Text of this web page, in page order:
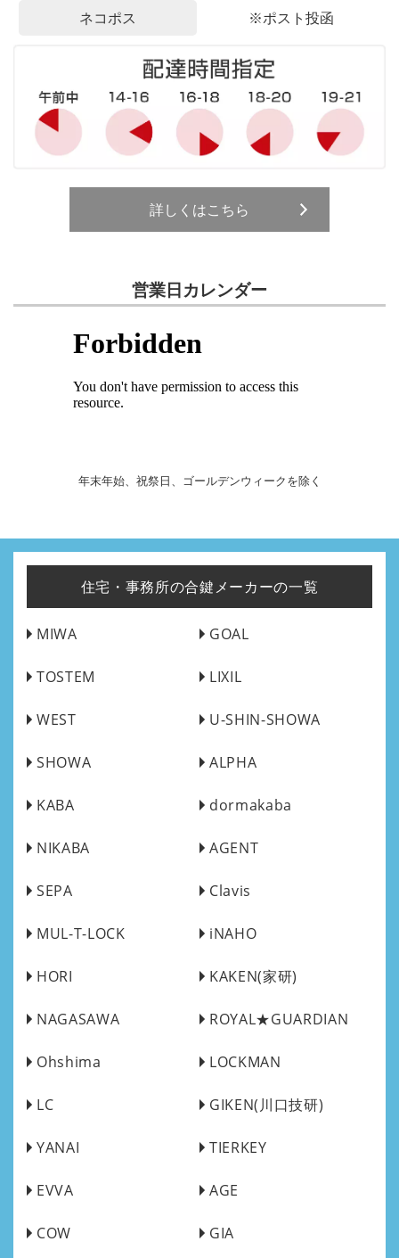
ネコポス ※ポスト投函
詳しくはこちら
営業日カレンダー
年末年始、祝祭日、ゴールデンウィークを除く
住宅・事務所の合鍵メーカーの一覧
MIWA GOAL
TOSTEM LIXIL
WEST U-SHIN-SHOWA
SHOWA ALPHA
KABA dormakaba
NIKABA AGENT
SEPA Clavis
MUL-T-LOCK iNAHO
HORI KAKEN(家研)
NAGASAWA ROYAL★GUARDIAN
Ohshima LOCKMAN
LC GIKEN(川口技研)
YANAI TIERKEY
EVVA AGE
COW GIA